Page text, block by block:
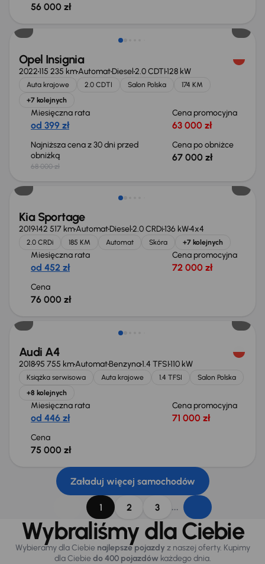
56 000 zł
Taniej o 1 000 zł
Opel Insignia
2022115 235 kmAutomatDiesel2.0 CDTI128 kW
Auta krajowe 2.0 CDTI Salon Polska
174 KM
+7 kolejnych
Miesięczna rata
od 399 zł
Cena promocyjna
63 000 zł
Najniższa cena z 30 dni przed
obniżką
68 000 zł
Cena po obniżce
67 000 zł
Kia Sportage
2019142 517 kmAutomatDiesel2.0 CRDi136 kW4x4
2.0 CRDi 185 KM Automat Skóra +7 kolejnych
Miesięczna rata
od 452 zł
Cena promocyjna
72 000 zł
Cena
76 000 zł
Możliwość odliczenia VAT
Audi A4
201895 755 kmAutomatBenzyna1.4 TFSI110 kW
Książka serwisowa Auta krajowe 1.4 TFSI
Salon Polska
+8 kolejnych
Miesięczna rata
od 446 zł
Cena promocyjna
71 000 zł
Cena
75 000 zł
Załaduj więcej samochodów
1 2 3 ...
Wybraliśmy dla Ciebie
Wybieramy dla Ciebie najlepsze pojazdy z naszej oferty. Kupimy
dla Ciebiedo 400 pojazdówkażdego dnia.